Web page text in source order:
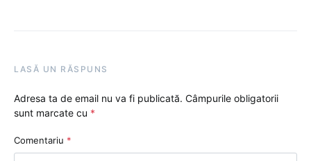
LASĂ UN RĂSPUNS
Adresa ta de email nu va fi publicată. Câmpurile obligatorii
sunt marcate cu *
Comentariu *